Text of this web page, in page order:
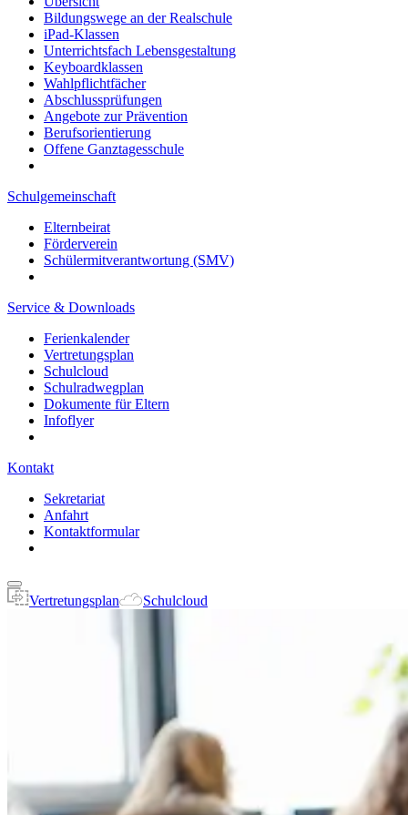
Bildungswege an der Realschule
iPad-Klassen
Unterrichtsfach Lebensgestaltung
Keyboardklassen
Wahlpflichtfächer
Abschlussprüfungen
Angebote zur Prävention
Berufsorientierung
Offene Ganztagesschule
Schulgemeinschaft
Elternbeirat
Förderverein
Schülermitverantwortung (SMV)
Service & Downloads
Ferienkalender
Vertretungsplan
Schulcloud
Schulradwegplan
Dokumente für Eltern
Infoflyer
Kontakt
Sekretariat
Anfahrt
Kontaktformular
Vertretungsplan Schulcloud